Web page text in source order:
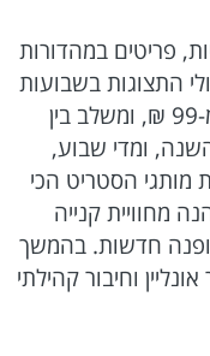
פריטים במהדורות
התצוגות בשבועות
האופנה. טווח המחירים רחב, החל מ-99 ₪, ומשלב בין
ומדי שבוע,
מותגי הסטריט הכי
מחוויית קנייה
חדשות. בהמשך
וחיבור קהילתי